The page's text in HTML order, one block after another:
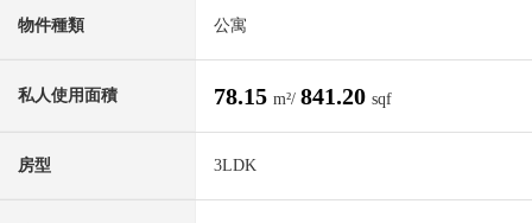
物件種類 公寓
私人使用面積 78.15 m²/ 841.20 sqf
房型 3LDK